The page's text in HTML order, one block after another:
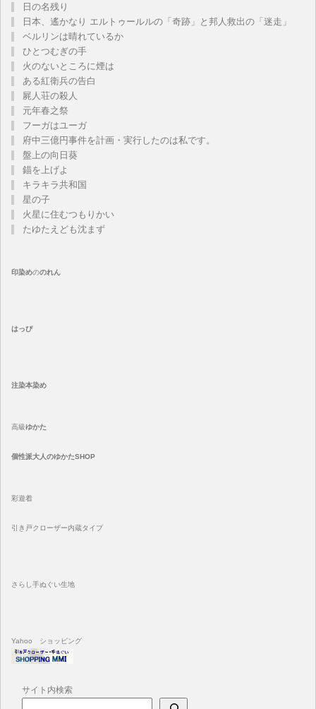
日の名残り
日本、遙かなり エルトゥールルの「奇跡」と邦人救出の「迷走」
ベルリンは晴れているか
ひとつむぎの手
火のないところに煙は
ある紅衛兵の告白
屍人荘の殺人
元年春之祭
フーガはユーガ
府中三億円事件を計画・実行したのは私です。
盤上の向日葵
錨を上げよ
キラキラ共和国
星の子
火星に住むつもりかい
たゆたえども沈まず
印染めののれん
はっぴ
注染本染め
高級ゆかた
個性派大人のゆかたSHOP
彩遊着
引き戸クローザー内蔵タイプ
さらし手ぬぐい生地
Yahoo ショッピング
サイト内検索